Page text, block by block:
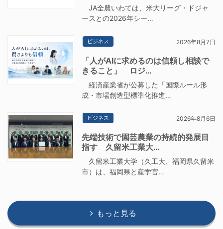
JA全農いわては、米大リーグ・ドジャ
ースとの2026年シー…
ビジネス 2026年8月7日
「人がAIに求めるのは信頼し相談で
きること」 ロジ…
経済産業省が公募した「国際ルール形
成・市場創造型標準化推進…
ビジネス 2026年8月6日
先端技術で園芸農業の持続的発展目
指す 久留米工業大…
久留米工業大学（久工大、福岡県久留米
市）は、福岡県と産学官…
もっと見る